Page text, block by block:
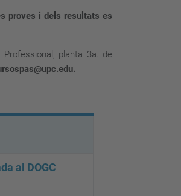
proves i dels resultats es
planta 3a. de
al DOGC